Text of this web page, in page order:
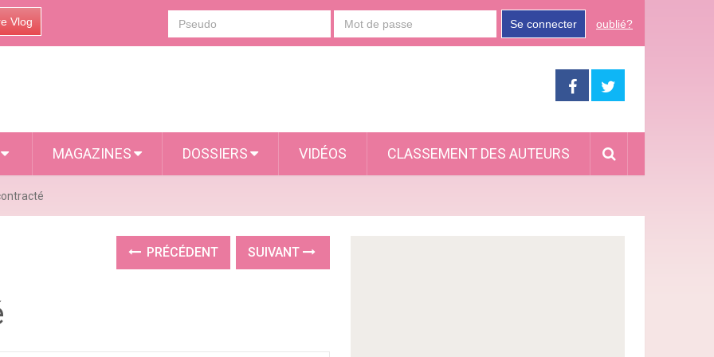
Vlog Se connecter oublié?
MAGAZINES DOSSIERS VIDÉOS CLASSEMENT DES AUTEURS
PRÉCÉDENT SUIVANT